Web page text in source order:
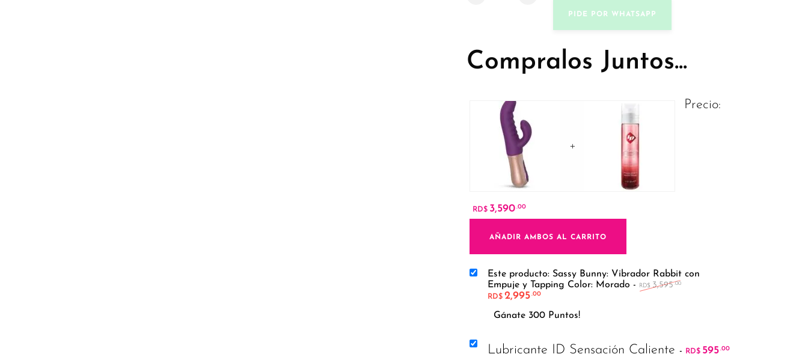
PIDE POR WHATSAPP
Compralos Juntos...
+
Precio:
RD$ 3,590.00
AÑADIR AMBOS AL CARRITO
Este producto: Sassy Bunny: Vibrador Rabbit con
Empuje y Tapping Color: Morado - RD$ 3,595.00El precio original era:
RD$ 2,995.00El precio actual es: RD$2,995.00.
Gánate 300 Puntos!
Lubricante ID Sensación Caliente - RD$ 595.00